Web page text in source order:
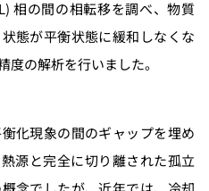
相の間の相転移を調べ、物質
態が平衡状態に緩和しなくな
度の解析を行いました。
化現象の間のギャップを埋め
源と完全に切り離された孤立